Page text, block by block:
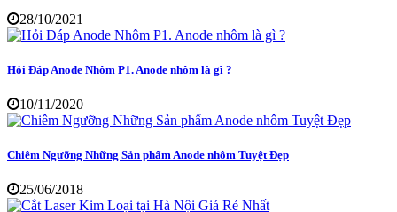
28/10/2021
Hỏi Đáp Anode Nhôm P1. Anode nhôm là gì ?
10/11/2020
Chiêm Ngưỡng Những Sản phẩm Anode nhôm Tuyệt Đẹp
25/06/2018